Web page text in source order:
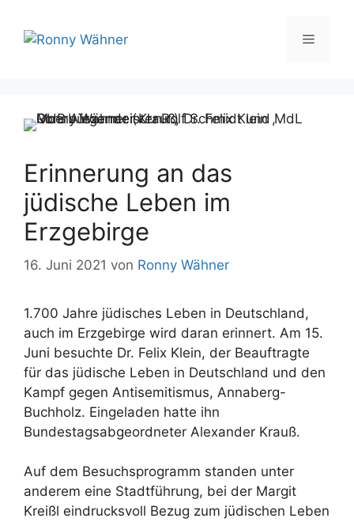
Inhalt
springen
Menü
Erinnerung an das
jüdische Leben im
Erzgebirge
16. Juni 2021 von Ronny Wähner
1.700 Jahre jüdisches Leben in Deutschland,
auch im Erzgebirge wird daran erinnert. Am 15.
Juni besuchte Dr. Felix Klein, der Beauftragte
für das jüdische Leben in Deutschland und den
Kampf gegen Antisemitismus, Annaberg-
Buchholz. Eingeladen hatte ihn
Bundestagsabgeordneter Alexander Krauß.
Auf dem Besuchsprogramm standen unter
anderem eine Stadtführung, bei der Margit
Kreißl eindrucksvoll Bezug zum jüdischen Leben